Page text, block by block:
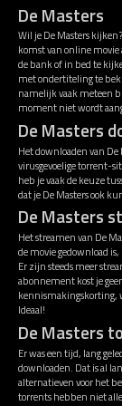
De Masters
Wil je De Masters
komst van online movie
de bank of in bed te
met ondertiteling te
namelijk vaak meteen
moment niet wordt
De Masters
Het downloaden van
virusgevoelige torrent-
heb je vaak de keuze
dat je De Masters ook
De Masters
Het streamen van De
de movie gedownload
Er zijn steeds meer
abonnement kost je
kennismakingskorting,
Ideaal!
De Masters
Er was een tijd, lang
downloaden. Dat is al
alternatieven voor het
torrents hebben niet